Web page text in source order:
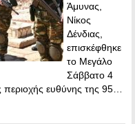
Άμυνας,
Νίκος
Δένδιας,
επισκέφθηκε
το Μεγάλο
Σάββατο 4
ευθύνης της 95…